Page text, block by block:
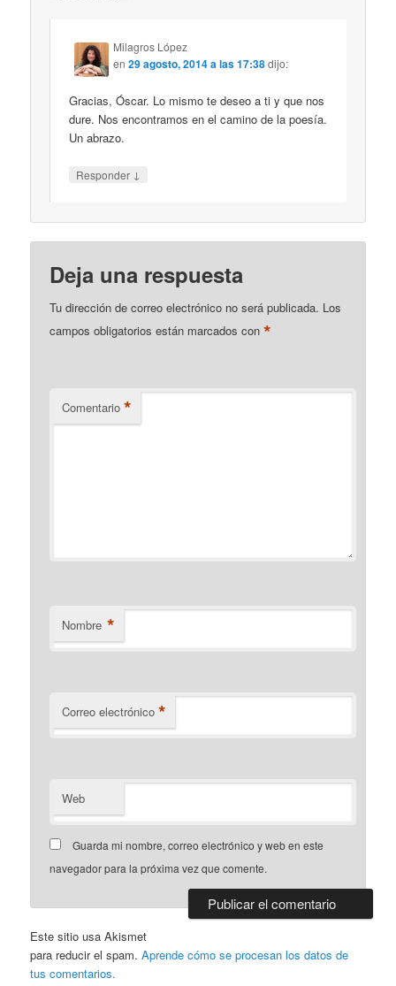
Milagros López
en29 agosto, 2014 a las 17:38dijo:
Gracias, Óscar. Lo mismo te deseo a ti y que nos
dure. Nos encontramos en el camino de la poesía.
Un abrazo.
Responder ↓
Deja una respuesta
Tu dirección de correo electrónico no será publicada. Los
campos obligatorios están marcados con*
Comentario *
Nombre *
Correo electrónico *
Web
Guarda mi nombre, correo electrónico y web en este
navegador para la próxima vez que comente.
Este sitio usa Akismet
para reducir el spam.Aprende cómo se procesan los datos de
tus comentarios.